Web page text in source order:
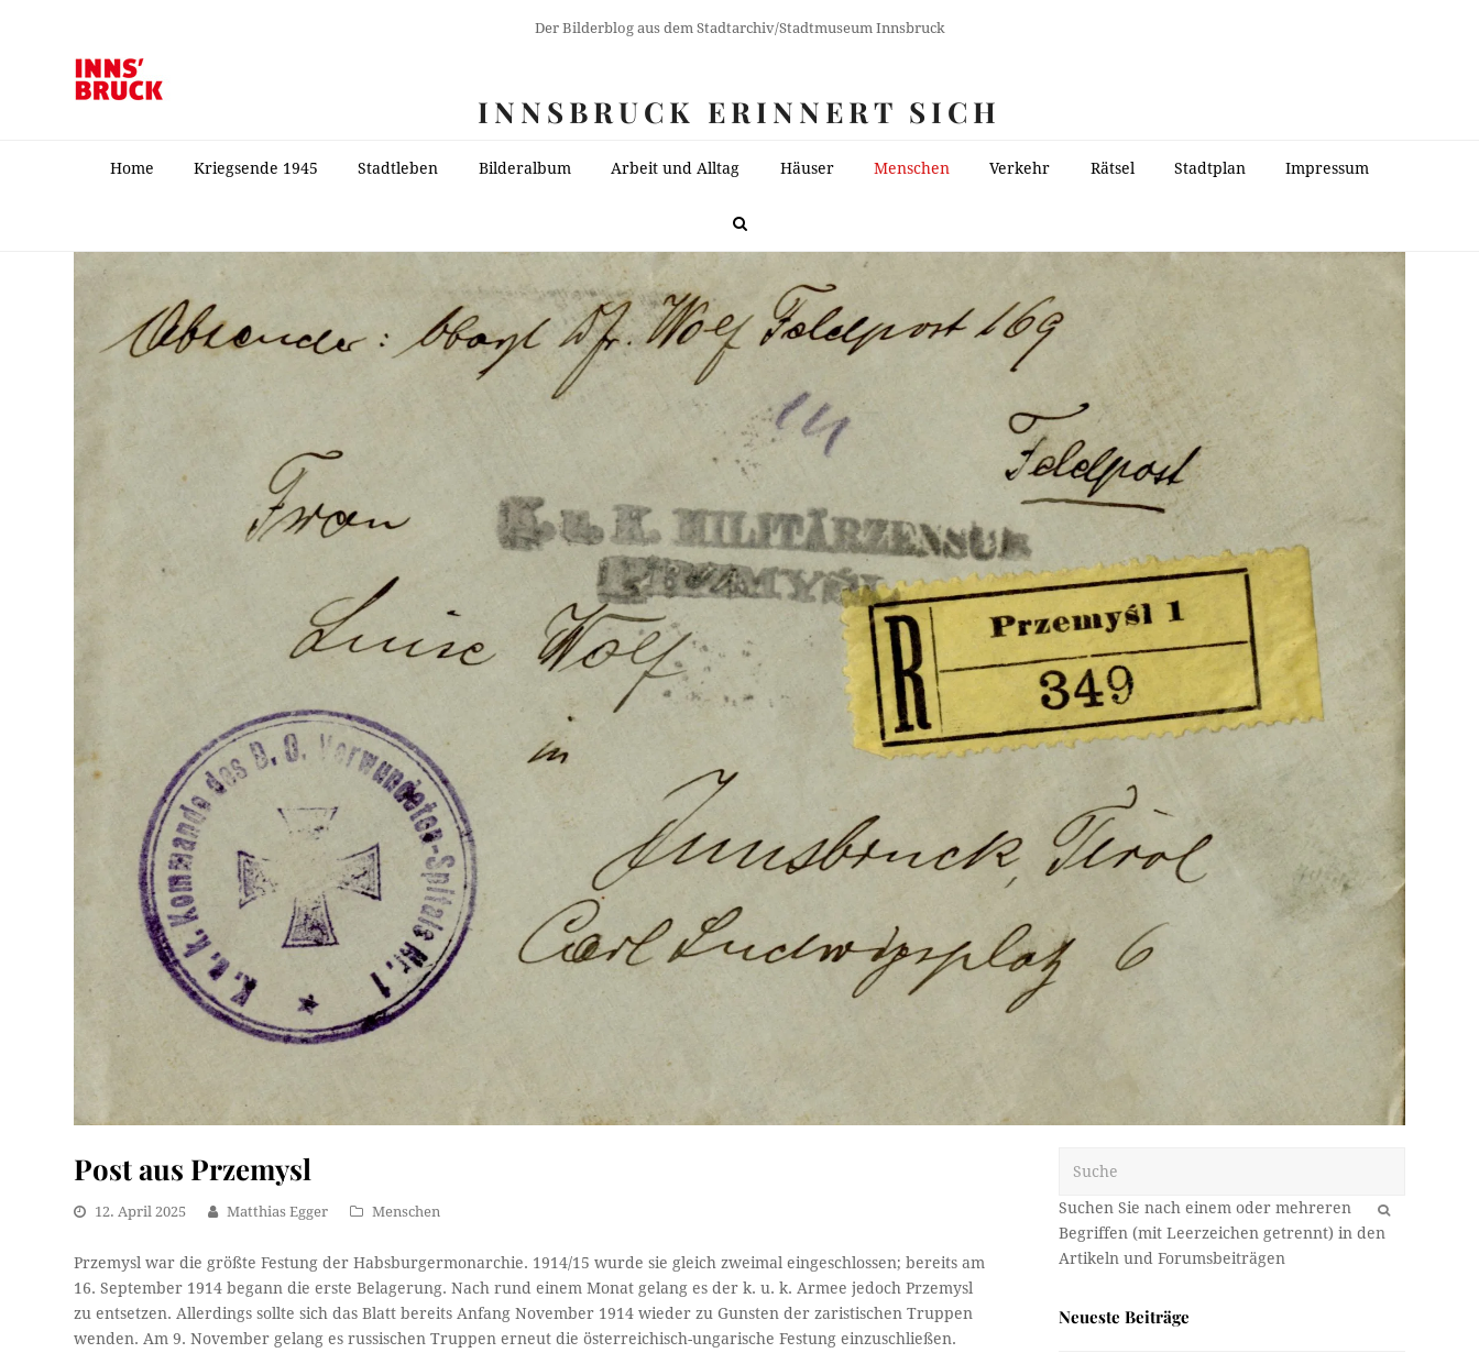
Der Bilderblog aus dem Stadtarchiv/Stadtmuseum Innsbruck
INNSBRUCK ERINNERT SICH
Home Kriegsende 1945 Stadtleben Bilderalbum Arbeit und Alltag Häuser Menschen Verkehr Rätsel Stadtplan Impressum
Post aus Przemysl
12. April 2025 Matthias Egger Menschen
Przemysl war die größte Festung der Habsburgermonarchie. 1914/15 wurde sie gleich zweimal eingeschlossen; bereits am
16. September 1914 begann die erste Belagerung. Nach rund einem Monat gelang es der k. u. k. Armee jedoch Przemysl
zu entsetzen. Allerdings sollte sich das Blatt bereits Anfang November 1914 wieder zu Gunsten der zaristischen Truppen
wenden. Am 9. November gelang es russischen Truppen erneut die österreichisch-ungarische Festung einzuschließen.
OK
Neueste Beiträge